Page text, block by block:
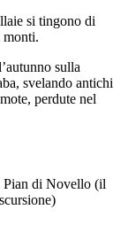
si tingono di
monti.
sulla
svelando antichi
perdute nel
Pian di Novello (il